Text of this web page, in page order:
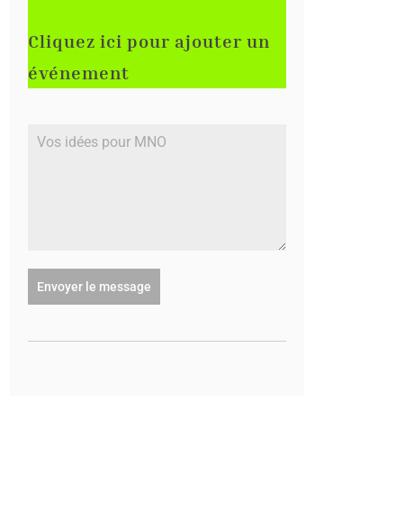
cCliquez ici pour ajouter un
événement
Envoyer le message